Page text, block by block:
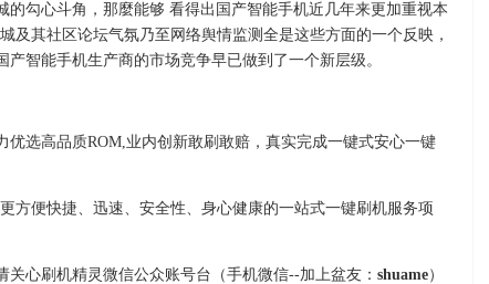
的勾心斗角，那麼能够 看得出国产智能手机近几年来更加重视本
及其社区论坛气氛乃至网络舆情监测全是这些方面的一个反映，
智能手机生产商的市场竞争早已做到了一个新层级。
优选高品质ROM,业内创新敢刷敢赔，真实完成一键式安心一键
方便快捷、迅速、安全性、身心健康的一站式一键刷机服务项
心刷机精灵微信公众账号台（手机微信--加上盆友： shuame）